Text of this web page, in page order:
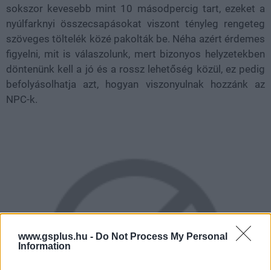
www.gsplus.hu - Do Not Process My Personal
Information
sokszor kevesebb mint 10 másodpercig tart, ezeket a
nyúlfarknyi összecsapásokat viszont tényleg rengeteg
szöveges töltelék közé pakolták be. Néha azért érdemes
figyelni, mit is válaszolunk, mert bizonyos helyzetekben
döntenünk kell a jó és a rossz lehetőség közül, ez pedig
befolyásolhatja azt, hogyan viszonyulnak hozzánk az
NPC-k.